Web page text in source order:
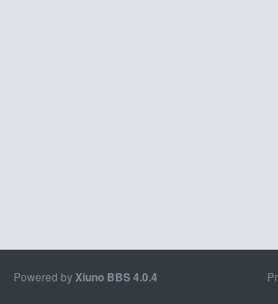
Powered byXiuno BBS4.0.4